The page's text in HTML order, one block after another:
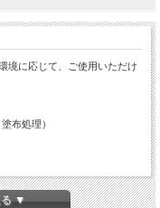
境に応じて、ご使用いただけ
布処理）
る ▼